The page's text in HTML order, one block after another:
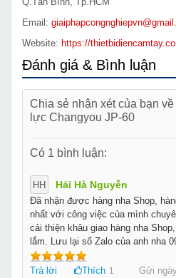
Email:
Website: https://
Đánh giá & Bình luận
Chia sẻ nhận xét của bạn
lực Changyou JP-60
Có 1 bình luận:
HH Hải Hà Nguyễn
Đã nhận được hàng nha Shop,
nhất với công việc của mình
cải thiện khâu giao hàng nha
lắm. Lưu lại số Zalo của anh nha
Trả lời Thích 1 Gửi